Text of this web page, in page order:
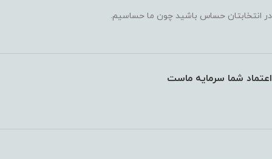
در انتخابتان حساس باشید چون ما حساسیم.
اعتماد شما سرمایه ماست